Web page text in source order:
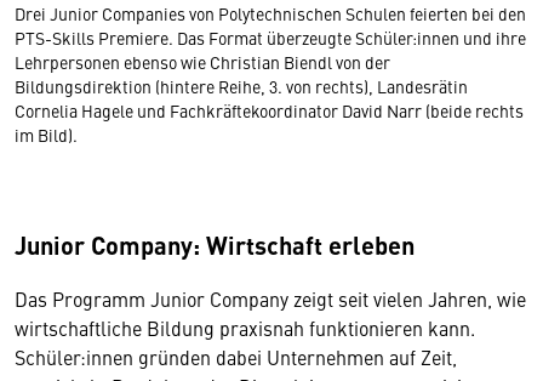
Drei Junior Companies von Polytechnischen Schulen feierten bei den
PTS-Skills Premiere. Das Format überzeugte Schüler:innen und ihre
Lehrpersonen ebenso wie Christian Biendl von der
Bildungsdirektion (hintere Reihe, 3. von rechts), Landesrätin
Cornelia Hagele und Fachkräftekoordinator David Narr (beide rechts
im Bild).
Junior Company: Wirtschaft erleben
Das Programm Junior Company zeigt seit vielen Jahren, wie
wirtschaftliche Bildung praxisnah funktionieren kann.
Schüler:innen gründen dabei Unternehmen auf Zeit,